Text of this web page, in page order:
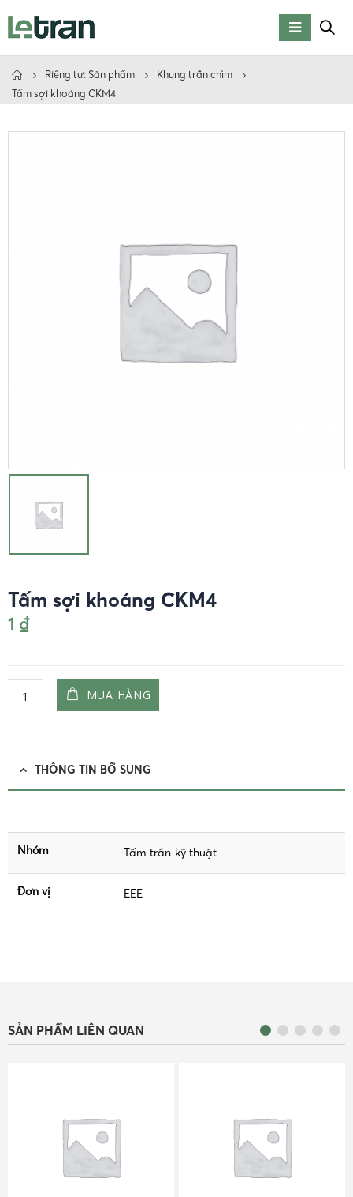
Riêng tư: Sản phẩm
Khung trần chìm
Tấm sợi khoáng CKM4
Tấm sợi khoáng CKM4
1 ₫
MUA HÀNG
THÔNG TIN BỔ SUNG
Nhóm Tấm trần kỹ thuật
Đơn vị EEE
SẢN PHẨM LIÊN QUAN